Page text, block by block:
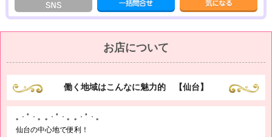
が全然違いますよ♪
｡・ﾟ・。｡・ﾟ・。｡・ﾟ・。
をゲットできるので「どんな仕事をしてどれくらい稼げるのか」がよくわ
チャットレディのバイトに興味がある方も、一度体験入店をしてみてはい
かがでしょうか？♪
お店について
働く地域はこんなに魅力的 【仙台】
｡・ﾟ・。｡・ﾟ・。｡・ﾟ・。
仙台の中心地で便利！